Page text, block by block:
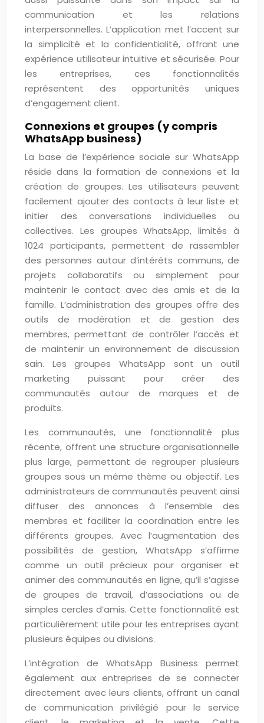
communication et les relations
interpersonnelles. L’application met l’accent sur
la simplicité et la confidentialité, offrant une
expérience utilisateur intuitive et sécurisée. Pour
les entreprises, ces fonctionnalités
représentent des opportunités uniques
d’engagement client.
Connexions et groupes (y compris
WhatsApp business)
La base de l’expérience sociale sur WhatsApp
réside dans la formation de connexions et la
création de groupes. Les utilisateurs peuvent
facilement ajouter des contacts à leur liste et
initier des conversations individuelles ou
collectives. Les groupes WhatsApp, limités à
1024 participants, permettent de rassembler
des personnes autour d’intérêts communs, de
projets collaboratifs ou simplement pour
maintenir le contact avec des amis et de la
famille. L’administration des groupes offre des
outils de modération et de gestion des
membres, permettant de contrôler l’accès et
de maintenir un environnement de discussion
sain. Les groupes WhatsApp sont un outil
marketing puissant pour créer des
communautés autour de marques et de
produits.
Les communautés, une fonctionnalité plus
récente, offrent une structure organisationnelle
plus large, permettant de regrouper plusieurs
groupes sous un même thème ou objectif. Les
administrateurs de communautés peuvent ainsi
diffuser des annonces à l’ensemble des
membres et faciliter la coordination entre les
différents groupes. Avec l’augmentation des
possibilités de gestion, WhatsApp s’affirme
comme un outil précieux pour organiser et
animer des communautés en ligne, qu’il s’agisse
de groupes de travail, d’associations ou de
simples cercles d’amis. Cette fonctionnalité est
particulièrement utile pour les entreprises ayant
plusieurs équipes ou divisions.
L’intégration de WhatsApp Business permet
également aux entreprises de se connecter
directement avec leurs clients, offrant un canal
de communication privilégié pour le service